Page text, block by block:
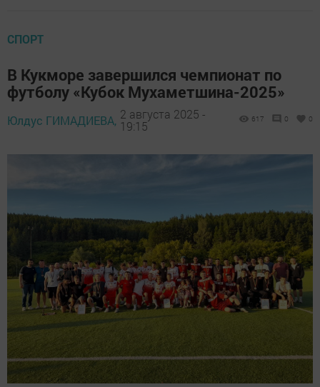
СПОРТ
В Кукморе завершился чемпионат по
футболу «Кубок Мухаметшина-2025»
Юлдус ГИМАДИЕВА, 2 августа 2025 -
19:15
617 0 0